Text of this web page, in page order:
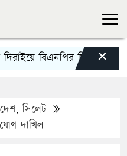
বিএনপির মিছিল-সমাবেশ
×
,সিলেট
দাখিল